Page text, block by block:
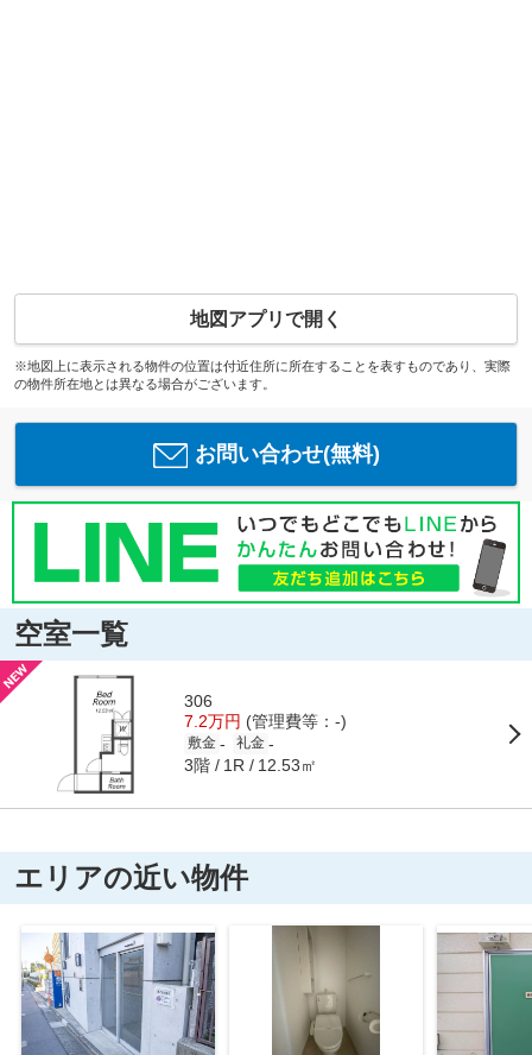
地図アプリで開く
※地図上に表示される物件の位置は付近住所に所在することを表すものであり、実際
の物件所在地とは異なる場合がございます。
お問い合わせ(無料)
空室一覧
306
7.2万円 (管理費等：-)
敷金 - 礼金 -
3階 1R 12.53㎡
エリアの近い物件